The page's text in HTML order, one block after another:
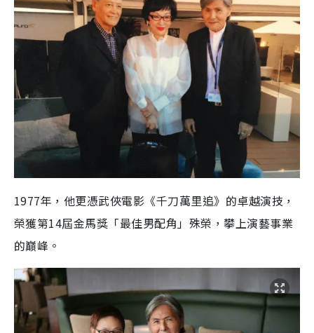
1977年，他更憑武俠電影《千刀萬里追》的卓越演技，
榮獲第14屆金馬獎「最佳男配角」殊榮，攀上演藝事業
的巔峰。